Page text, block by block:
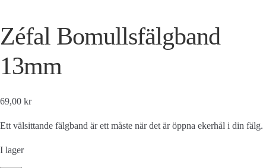
Zéfal Bomullsfälgband
13mm
69,00 kr
Ett välsittande fälgband är ett måste när det är öppna ekerhål i din fälg.
I lager